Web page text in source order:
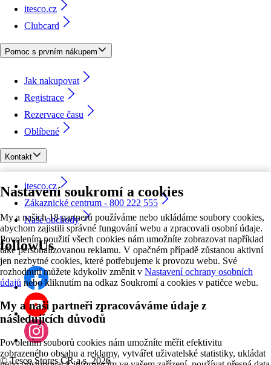
Nastavení soukromí a cookies
My a našich 18 partnerů používáme nebo ukládáme soubory cookies,
abychom zajistili správné fungování webu a zpracovali osobní údaje.
Povolením použití všech cookies nám umožníte zobrazovat například
také personalizovanou reklamu. V opačném případě zůstanou aktivní
jen nezbytné cookies, které potřebujeme k provozu webu. Své
rozhodnutí můžete kdykoliv změnit v Nastavení ochrany osobních
údajů nebo kliknutím na odkaz Soukromí a cookies v patičce webu.
My a naši partneři zpracováváme údaje z
následujících důvodů
Povolením souborů cookies nám umožníte měřit efektivitu
zobrazeného obsahu a reklamy, vytvářet uživatelské statistiky, ukládat
itesco.cz
Clubcard
Pomoc s prvním nákupem
Jak nakupovat
Registrace
Rezervace času
Oblíbené
Kontakt
itesco.cz
Zákaznické centrum - 800 222 555
Naše obchody
followUs
©Tesco Stores ČR a.s. 2026